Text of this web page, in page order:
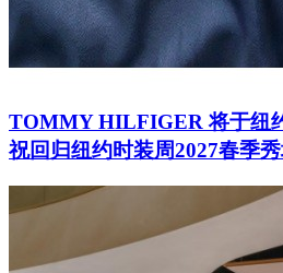
TOMMY HILFIGER 将于纽
祝回归纽约时装周2027春季